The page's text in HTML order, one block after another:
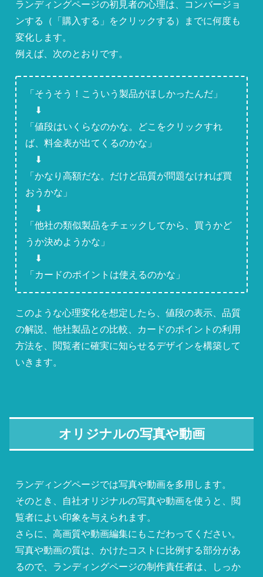
ランディングページの初見者の心理は、コンバージョ
ンする（「購入する」をクリックする）までに何度も
変化します。
例えば、次のとおりです。
「そうそう！こういう製品がほしかったんだ」
⬇
「値段はいくらなのかな。どこをクリックすれ
ば、料金表が出てくるのかな」
⬇
「かなり高額だな。だけど品質が問題なければ買
おうかな」
⬇
「他社の類似製品をチェックしてから、買うかど
うか決めようかな」
⬇
「カードのポイントは使えるのかな」
このような心理変化を想定したら、値段の表示、品質
の解説、他社製品との比較、カードのポイントの利用
方法を、閲覧者に確実に知らせるデザインを構築して
いきます。
オリジナルの写真や動画
ランディングページでは写真や動画を多用します。
そのとき、自社オリジナルの写真や動画を使うと、閲
覧者によい印象を与えられます。
さらに、高画質や動画編集にもこだわってください。
写真や動画の質は、かけたコストに比例する部分があ
るので、ランディングページの制作責任者は、しっか